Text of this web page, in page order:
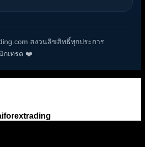
สงวนลิขสิทธิ์ทุกประการ
กเทรด ❤️